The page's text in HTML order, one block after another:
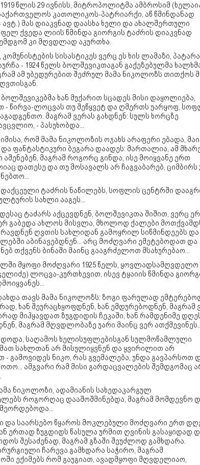
წლის 29 ივნისს, მიტროპოლიტმა ამბროსიმ
კათოლიკოს-პატრიარქი, აწ წმინდანად
ავტ.) მას დიაკვნად დაასხა ხელი და ახალშერთული
ქვედა ლიის წმინდა გიორგის ტაძრის დიაკვნად
კი მღვდლად აკურთხა.
სისასტიკეს ვერც ეს ხის ლამაზი, პატარა
- 1924 წელს ბოლშევიკთაგან გაქეზებულმა
ამ უბედურებით შეძრულ მამა ნიკოლოზს თითქოს
ხან მუქარით სცადეს მისი დაყოლიება,
- წირვა-ლოცვას თუ შეწყვეტ და ღმერთს უარყოფ,
მაგრამ ვერას გახდნენ: სულს ხორცზე
- პასუხობდა...
რომ მამა ნიკოლოზის ოჯახს არაფერი ებადა,
ფანტასტიკური ბეგარა დაადეს: მართალია, ამ
აშენებენ, მაგრამ როგორც გინდა, ისე მოიყვანე ერთ
დათესე და თუ მოსავალს არ ჩაგვაბარებ, ციმბირს
დაქცეული ტაძრის ნაწილებს, სოფლის ცენტრში
სახლი ააგეს...
ტაძარს აქცევდნენ, ბოლშევიკთა შიშით, ვერც
გაბედა ახლოს მისვლა, მხოლოდ ქალები
ღვთის სახლიდან გამოყრილ სიწმინდეებს და
აბინავებდნენ... არც მოძღვარი ემეტებოდათ და
თქვენს ბინაში მაინც გააგრძელოთ მსახურებაო...
მყოფი მოძღვარი 1925 წელს, ყოვლადსამღვდელო
ლოცვა-კურთხევით, ისევ ტყაიის წმინდა
თავს მამა ნიკოლოზს: ზოგი ფარულად
ხან შეურაცხყოფდნენ, ხან ემდურებოდნენ, მაგრამ
მიჰყავდათ ზუგდიდის ჩეკაში, ხან რამდენიმე
მაგრამ მღვდლობაზე უარი მაინც ვერ
საღამოს ხელისუფლებისგან სულმოწამლული
მათ სახლთან არ მისულიყვნენ და ყვირილით არ
- გამოვიდეს ნიკო, რას გვემალება, უნდა გავპარსოთ
ამგვარი რამ მისი გარდაცვალების შემდგომაც
ნიკოლოზი, ადამიანის სახედაკარგულ
როგორღაც დააშოშმინებდა, მაგრამ მომდევნო
მეორდებოდა...
და საარსებო წყაროს მოკლებული მოძღვარი ერთ
ერთად ზუგდიდს წასულა ურმით ღვინის გასაყიდად
შესაძენად, მაგრამ გზაში შეუძლოდ გამხდარა.
ჩარევა გამხდარა საჭირო, მაგრამ
ექიმებს რომ გაუგიათ, ავადმყოფი მღვდელიაო,